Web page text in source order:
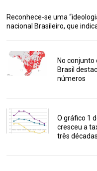
Reconhece-se uma
nacional Brasileiro, que
No
Brasil
números
O gráfico 1
cresceu a
três